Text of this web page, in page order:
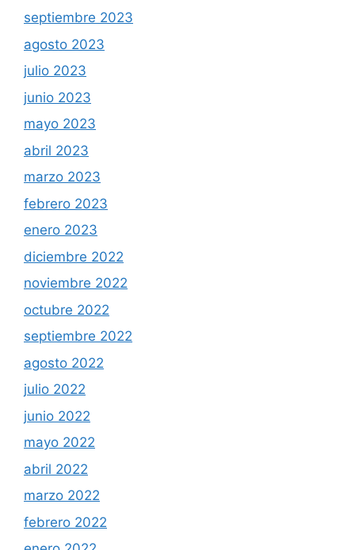
septiembre 2023
agosto 2023
julio 2023
junio 2023
mayo 2023
abril 2023
marzo 2023
febrero 2023
enero 2023
diciembre 2022
noviembre 2022
octubre 2022
septiembre 2022
agosto 2022
julio 2022
junio 2022
mayo 2022
abril 2022
marzo 2022
febrero 2022